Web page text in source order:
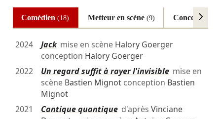
Comédien(18) Metteur en scène (9) Conception
2024 Jackmise en scène Halory Goerger
conception Halory Goerger
2022
Un regard suffit à rayer l'invisiblemise en
scène Bastien Mignotconception Bastien
Mignot
2021
Cantique quantiqued'après Vinciane